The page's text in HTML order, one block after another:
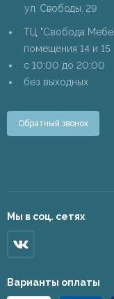
ул. Свободы, 29
ТЦ "Свобода
помещения 14 и 15
c 10:00 до 20:00
без выходных
Обратный звонок
Мы в соц. сетях
Варианты оплаты